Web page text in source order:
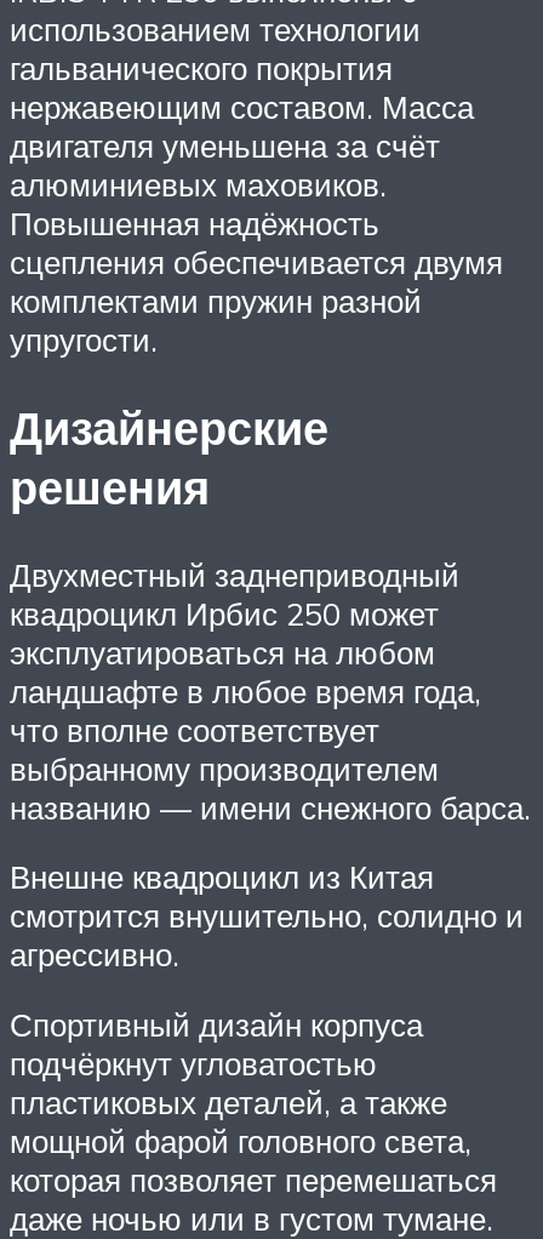
использованием технологии
гальванического покрытия
нержавеющим составом. Масса
двигателя уменьшена за счёт
алюминиевых маховиков.
Повышенная надёжность
сцепления обеспечивается двумя
комплектами пружин разной
упругости.
Дизайнерские
решения
Двухместный заднеприводный
квадроцикл Ирбис 250 может
эксплуатироваться на любом
ландшафте в любое время года,
что вполне соответствует
выбранному производителем
названию — имени снежного барса.
Внешне квадроцикл из Китая
смотрится внушительно, солидно и
агрессивно.
Спортивный дизайн корпуса
подчёркнут угловатостью
пластиковых деталей, а также
мощной фарой головного света,
которая позволяет перемешаться
даже ночью или в густом тумане.